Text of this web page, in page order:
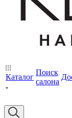
Каталог
Поиск
салона